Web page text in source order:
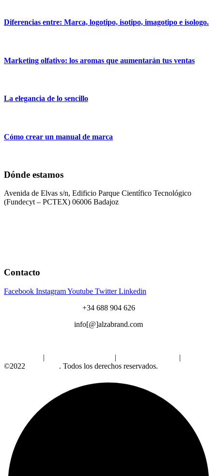
Diferencias entre: Marca, logotipo, isotipo, imagotipo e isologo.
Marketing olfativo: los aromas que aumentarán tus ventas
La elegancia de lo sencillo
Cómo crear un manual de marca
Dónde estamos
Avenida de Elvas s/n, Edificio Parque Científico Tecnológico
(Fundecyt – PCTEX) 06006 Badajoz
Contacto
Facebook InstagramYoutube Twitter Linkedin
+34 688 904 626
info[@]alzabrand.com
| |
|
©2022
. Todos los derechos reservados.